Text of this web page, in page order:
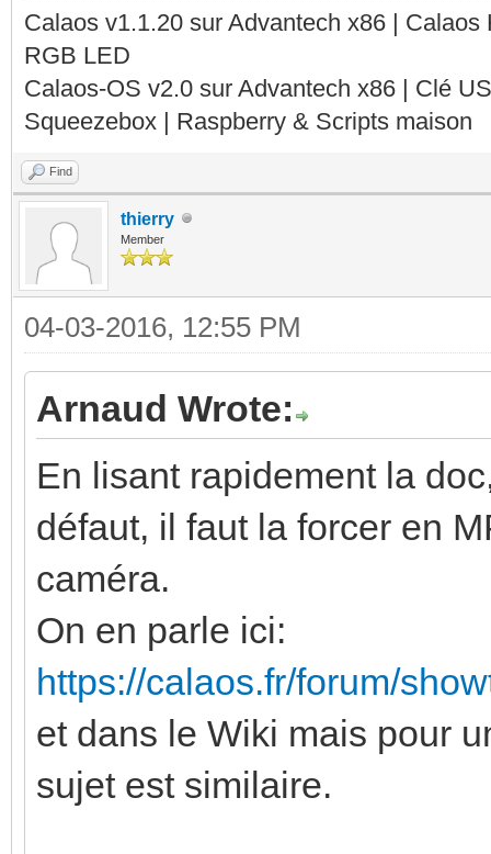
Calaos v1.1.20 sur Advantech x86 |
RGB LED
Calaos-OS v2.0 sur Advantech x86 | Clé
Squeezebox | Raspberry & Scripts maison
Find
thierry
Member
04-03-2016, 12:55 PM
Arnaud Wrote:
En lisant rapidement la
défaut, il faut la forcer en
caméra.
On en parle ici:
https://calaos.fr/forum/
et dans le Wiki mais pour
sujet est similaire.